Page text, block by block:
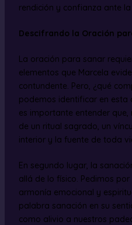
rendición y confianza ante
Descifrando la Oración
La oración para sanar
elementos que Marcela
contundente. Pero, ¿qué
podemos identificar en esta
es importante entender
de un ritual sagrado, un
interior y la fuente de toda
En segundo lugar, la
allá de lo físico. Pedimos
armonía emocional y
palabra sanación en su
como alivio a nuestros